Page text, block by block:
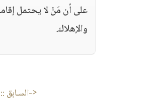
على أن مَنْ لا يحتمل
والإهلاك.
<-السـابق ::